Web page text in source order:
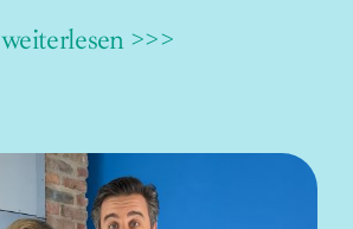
weiterlesen >>>